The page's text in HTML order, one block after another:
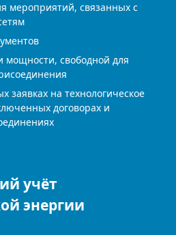
мероприятий, связанных с
мощности, свободной для
заявках на технологическое
договорах и
учёт
энергии